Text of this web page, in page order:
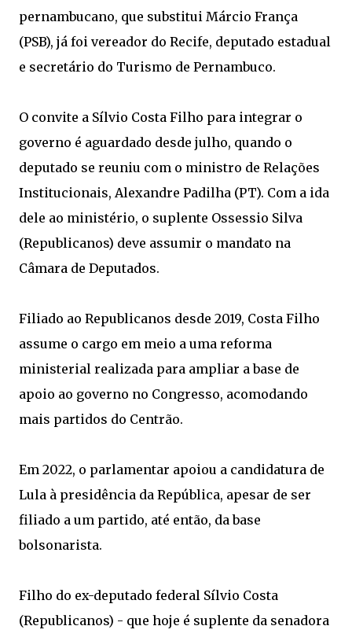
pernambucano, que substitui Márcio França
(PSB), já foi vereador do Recife, deputado estadual
e secretário do Turismo de Pernambuco.
O convite a Sílvio Costa Filho para integrar o
governo é aguardado desde julho, quando o
deputado se reuniu com o ministro de Relações
Institucionais, Alexandre Padilha (PT). Com a ida
dele ao ministério, o suplente Ossessio Silva
(Republicanos) deve assumir o mandato na
Câmara de Deputados.
Filiado ao Republicanos desde 2019, Costa Filho
assume o cargo em meio a uma reforma
ministerial realizada para ampliar a base de
apoio ao governo no Congresso, acomodando
mais partidos do Centrão.
Em 2022, o parlamentar apoiou a candidatura de
Lula à presidência da República, apesar de ser
filiado a um partido, até então, da base
bolsonarista.
Filho do ex-deputado federal Sílvio Costa
(Republicanos) - que hoje é suplente da senadora